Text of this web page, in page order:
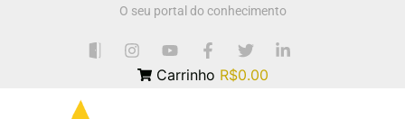
O seu portal do conhecimento
Carrinho R$0.00